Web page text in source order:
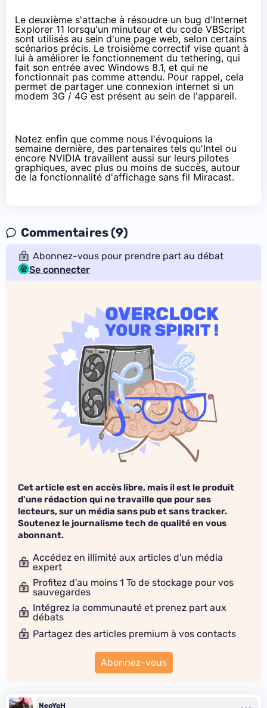
Le deuxième s'attache à résoudre un bug d'Internet
Explorer 11 lorsqu'un minuteur et du code VBScript
sont utilisés au sein d'une page web, selon certains
scénarios précis. Le troisième correctif vise quant à
lui à améliorer le fonctionnement du tethering, qui
fait son entrée avec Windows 8.1, et qui ne
fonctionnait pas comme attendu. Pour rappel, cela
permet de partager une connexion internet si un
modem 3G / 4G est présent au sein de l'appareil.
Notez enfin que comme nous l'évoquions la
semaine dernière, des partenaires tels qu'Intel ou
encore NVIDIA travaillent aussi sur leurs pilotes
graphiques, avec plus ou moins de succès, autour
de la fonctionnalité d'affichage sans fil Miracast.
Commentaires (9)
Abonnez-vous pour prendre part au débat
Se connecter
Cet article est en accès libre, mais il est le produit
d'une rédaction qui ne travaille que pour ses
lecteurs, sur un média sans pub et sans tracker.
Soutenez le journalisme tech de qualité en vous
abonnant.
Accédez en illimité aux articles d'un média
expert
Profitez d'au moins 1 To de stockage pour vos
sauvegardes
Intégrez la communauté et prenez part aux
débats
Partagez des articles premium à vos contacts
Abonnez-vous
NeoYoH